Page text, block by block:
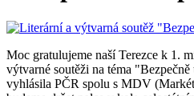
Moc gratulujeme naší Terezce k 1.
výtvarné soutěži na téma
vyhlásila PČR spolu s MDV